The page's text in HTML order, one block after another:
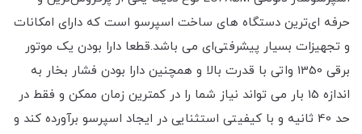
حرفه ای‌ترین دستگاه های ساخت اسپرسو است که دارای امکانات
و تجهیزات بسیار پیشرفتی‌ای می باشد.قطعا دارا بودن یک موتور
برقی 1350 واتی با قدرت بالا و همچنین دارا بودن فشار بخار به
اندازه 15 بار می تواند نیاز شما را در کمترین زمان ممکن و فقط در
حد 40 ثانیه و با کیفیتی استثنایی در ایجاد اسپرسو برآورده کند و